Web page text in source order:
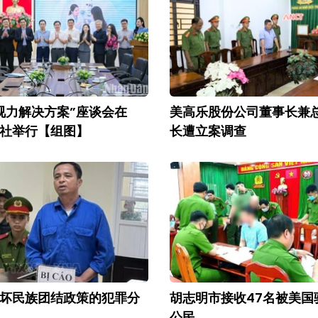
力解决方案”座谈会在
举行【组图】
美高乐股份公司董事长兼
长遭立案调查
民族团结政策的犯罪分
胡志明市接收47名被美国